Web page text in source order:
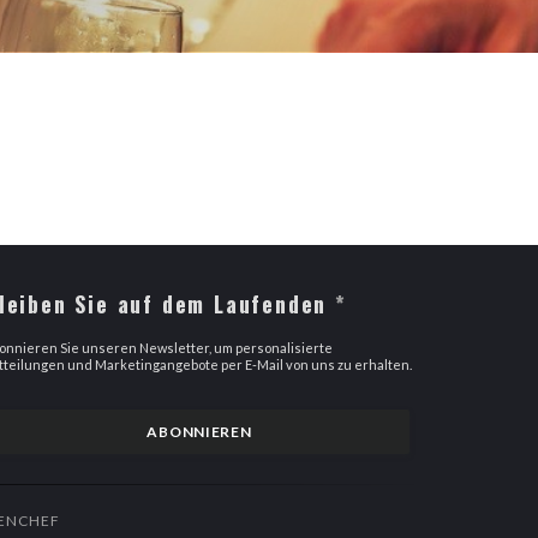
Sie auf dem Laufenden *
Sie unseren Newsletter, um personalisierte
und Marketingangebote per E-Mail von uns zu erhalten.
ABONNIEREN